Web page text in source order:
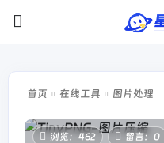
首页 在线工具 图片处理
浏览：462 留言：0